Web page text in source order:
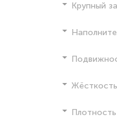
Крупный